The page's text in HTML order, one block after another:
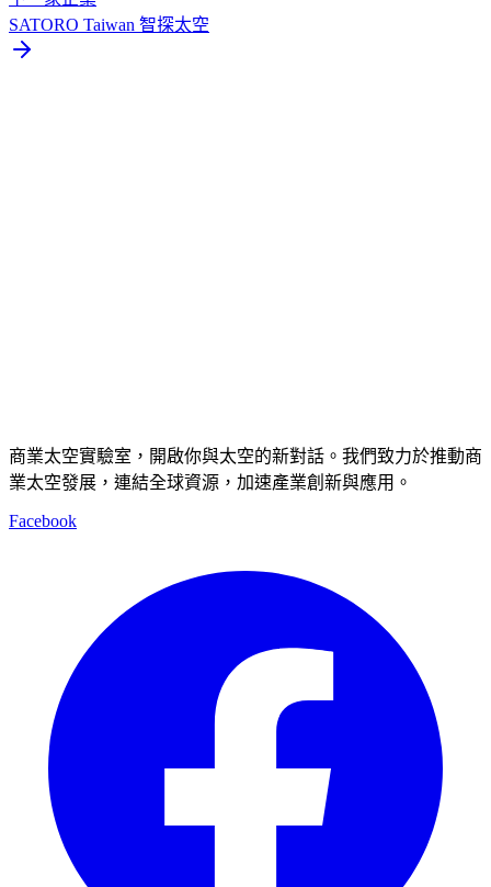
SATORO Taiwan 智探太空
商業太空實驗室，開啟你與太空的新對話。我們致力於推動商
業太空發展，連結全球資源，加速產業創新與應用。
Facebook